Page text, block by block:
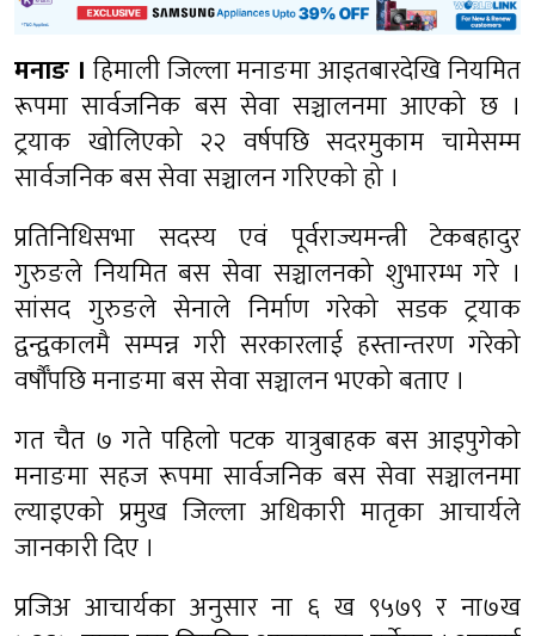
मनाङ । हिमाली जिल्ला मनाङमा आइतबारदेखि नियमित
रूपमा सार्वजनिक बस सेवा सञ्चालनमा आएको छ ।
ट्रयाक खोलिएको २२ वर्षपछि सदरमुकाम चामेसम्म
सार्वजनिक बस सेवा सञ्चालन गरिएको हो ।
प्रतिनिधिसभा सदस्य एवं पूर्वराज्यमन्त्री टेकबहादुर
गुरुङले नियमित बस सेवा सञ्चालनको शुभारम्भ गरे ।
सांसद गुरुङले सेनाले निर्माण गरेको सडक ट्रयाक
द्वन्द्वकालमै सम्पन्न गरी सरकारलाई हस्तान्तरण गरेको
वर्षौँपछि मनाङमा बस सेवा सञ्चालन भएको बताए ।
गत चैत ७ गते पहिलो पटक यात्रुबाहक बस आइपुगेको
मनाङमा सहज रूपमा सार्वजनिक बस सेवा सञ्चालनमा
ल्याइएको प्रमुख जिल्ला अधिकारी मातृका आचार्यले
जानकारी दिए ।
प्रजिअ आचार्यका अनुसार ना ६ ख ९५७९ र ना७ख